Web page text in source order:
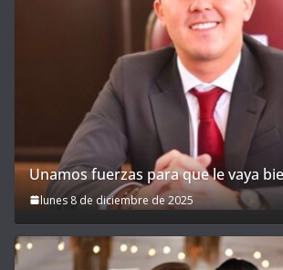
Unamos fuerzas para que le vaya
lunes 8 de diciembre de 2025